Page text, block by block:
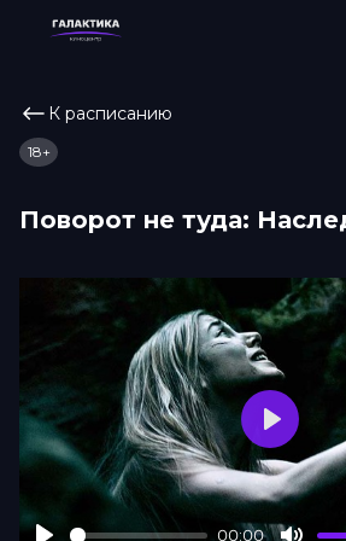
К расписанию
Поворот не туда:
18+
00:00
Play